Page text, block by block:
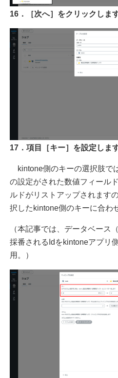
16．［次へ］をクリックします
17．項目［キー］を設定します
kintone側のキーの選択肢で
の設定がされた数値フィール
ルドがリストアップされます
択したkintone側のキーに合わ
（本記事では、データベース
採番されるIdをkintoneアプリ
用。）